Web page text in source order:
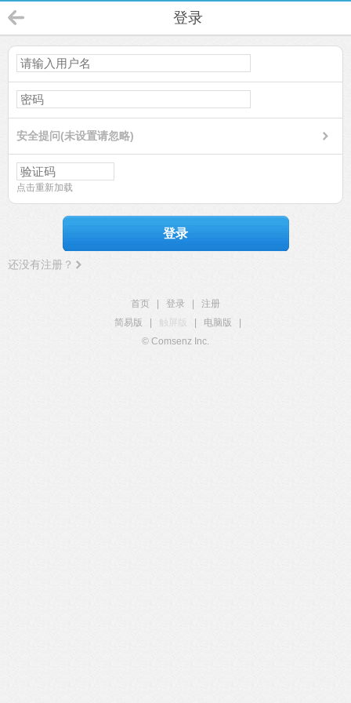
登录
安全提问(未设置请忽略)
点击重新加载
登录
还没有注册？
首页 登录
注册
简易版
触屏版 电脑版
© Comsenz Inc.